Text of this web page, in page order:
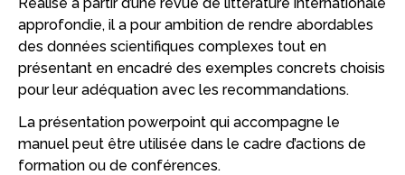
approfondie, il a pour ambition de rendre abordables
des données scientifiques complexes tout en
présentant en encadré des exemples concrets choisis
pour leur adéquation avec les recommandations.
La présentation powerpoint qui accompagne le
manuel peut être utilisée dans le cadre d’actions de
formation ou de conférences.